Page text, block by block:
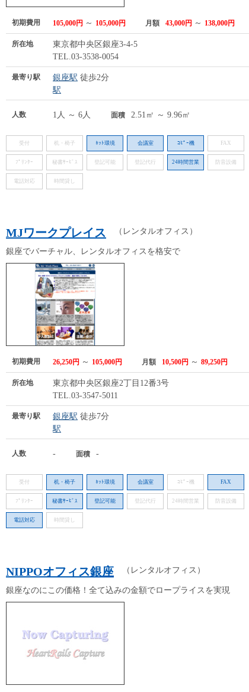
初期費用 105,000円 ～ 105,000円 月額 43,000円 ～ 138,000円
所在地
東京都中央区銀座3-4-5
TEL.03-3538-0054
最寄り駅 銀座駅 徒歩2分
駅
人数 1人 ～ 6人 面積 2.51㎡ ～ 9.96㎡
受付 机・椅子 ﾈｯﾄ環境 会議室 ｺﾋﾟｰ機 FAX
ﾌﾟﾘﾝﾀｰ 秘書ｻｰﾋﾞｽ 登記可能 登記代行 24時間営業 防音設備
電話対応 時間貸し
MJワークプレイス （レンタルオフィス）
銀座でバーチャル、レンタルオフィスを格安で
初期費用 26,250円 ～ 105,000円 月額 10,500円 ～ 89,250円
所在地
東京都中央区銀座2丁目12番3号
TEL.03-3547-5011
最寄り駅 銀座駅 徒歩7分
駅
人数 - 面積 -
受付 机・椅子 ﾈｯﾄ環境 会議室 ｺﾋﾟｰ機 FAX
ﾌﾟﾘﾝﾀｰ 秘書ｻｰﾋﾞｽ 登記可能 登記代行 24時間営業 防音設備
電話対応 時間貸し
NIPPOオフィス銀座 （レンタルオフィス）
銀座なのにこの価格！全て込みの金額でロープライスを実現